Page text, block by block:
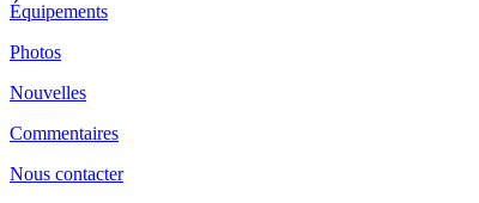
Équipements
Photos
Nouvelles
Commentaires
Nous contacter